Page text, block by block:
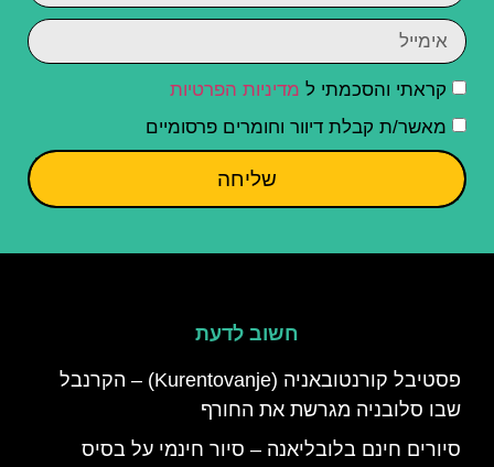
קראתי והסכמתי ל מדיניות הפרטיות
מאשר/ת קבלת דיוור וחומרים פרסומיים
שליחה
חשוב לדעת
פסטיבל קורנטובאניה (Kurentovanje) – הקרנבל
שבו סלובניה מגרשת את החורף
סיורים חינם בלובליאנה – סיור חינמי על בסיס